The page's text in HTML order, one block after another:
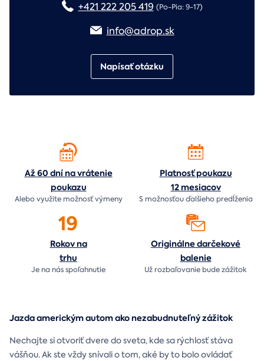
+421 222 205 419 (Po-Pia: 9-17)
info@adrop.sk
Napísať otázku
Až 60 dní na vrátenie
poukazu
Alebo využite možnosť výmeny
Platnosť poukazu
12 mesiacov
S možnosťou ďalšieho predĺženia
19
Rokov na
trhu
Je na násspoľahnutie
Originálne darčekové
balenie
Už rozbaľovanie budezážitok
Jazda americkým autom ako nezabudnuteľný zážitok
Nechajte si otvoriť dvere do sveta, kde sa rýchlosť stáva
vášňou. Ak ste vždy snívali o tom, aké by to bolo ovládať